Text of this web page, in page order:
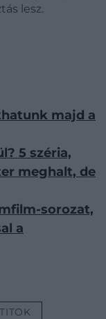
lesz.
majd a
5 széria,
meghalt, de
sorozat,
a
TITOK